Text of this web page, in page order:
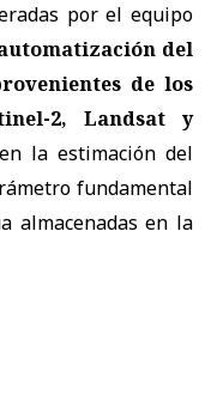
por el equipo
del
de los
2, Landsat y
la estimación del
fundamental
almacenadas en la